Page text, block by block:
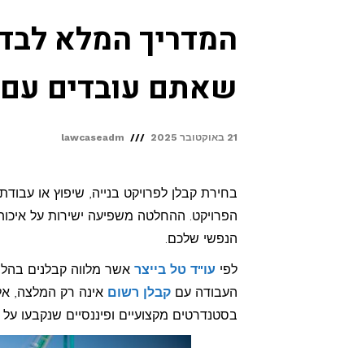
המדריך המלא
שאתם עובדים
21 באוקטובר 2025 lawcaseadm
בחירת קבלן לפרויקט בנייה, שיפוץ או
הפרויקט. ההחלטה משפיעה ישירות על
הנפשי שלכם.
לפי עו"ד טל בייצר אשר מלווה קבלנים
העבודה עם קבלן רשום אינה רק המלצה,
בסטנדרטים מקצועיים ופיננסיים שנקבעו על